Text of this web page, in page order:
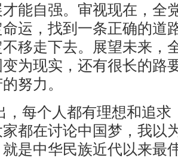
能自强。审视现在，全
运，找到一条正确的道
移走下去。展望未来，
为现实，还有很长的路
努力。
，每个人都有理想和追求
都在讨论中国梦，我以
是中华民族近代以来最